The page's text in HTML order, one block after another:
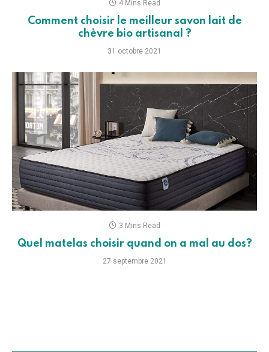
4 Mins Read
Comment choisir le meilleur savon lait de
chèvre bio artisanal ?
31 octobre 2021
3 Mins Read
Quel matelas choisir quand on a mal au dos?
27 septembre 2021